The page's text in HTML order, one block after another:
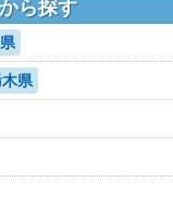
ら探す
県